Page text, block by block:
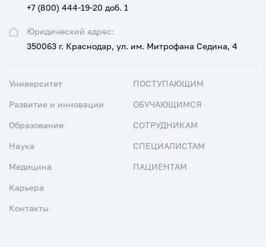
Юридический адрес:
350063 г. Краснодар, ул. им. Митрофана Седина, 4
+7 (800) 444-19-20 доб. 1
Университет
Развитие и инновации
Образование
Наука
Медицина
Карьера
Контакты
ПОСТУПАЮЩИМ
ОБУЧАЮЩИМСЯ
СОТРУДНИКАМ
СПЕЦИАЛИСТАМ
ПАЦИЕНТАМ